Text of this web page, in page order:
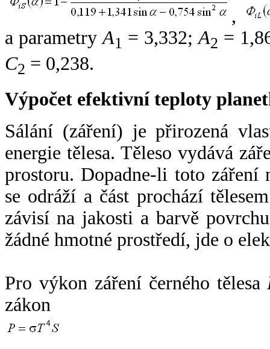
,
a parametryA1 = 3,332;A2 =
C2 = 0,238.
Výpočet efektivní teploty
Sálání (záření) je přirozená
energie tělesa. Těleso vydává
prostoru. Dopadne-li toto záření
se odráží a část prochází
závisí na jakosti a barvě
žádné hmotné prostředí, jde o
Pro výkon záření černého tělesa
zákon